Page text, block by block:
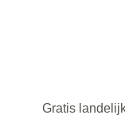
Gratis